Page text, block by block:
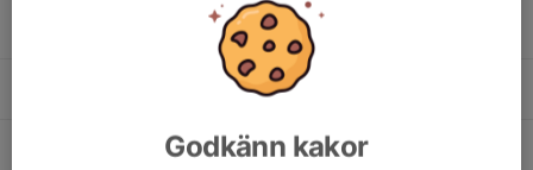
222. Petter Fredriksen
303. Hans SchwarzGodkänn kakor